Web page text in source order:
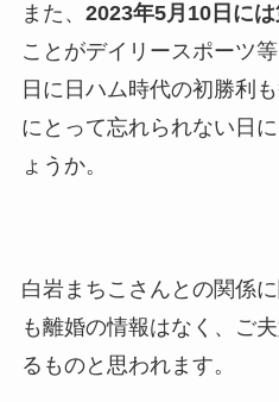
また、 2023年5月10日に
ことがデイリースポーツ
日に日ハム時代の初勝利
にとって忘れられない日
ょうか。
白岩まちこさんとの関係
も離婚の情報はなく、ご
るものと思われます。